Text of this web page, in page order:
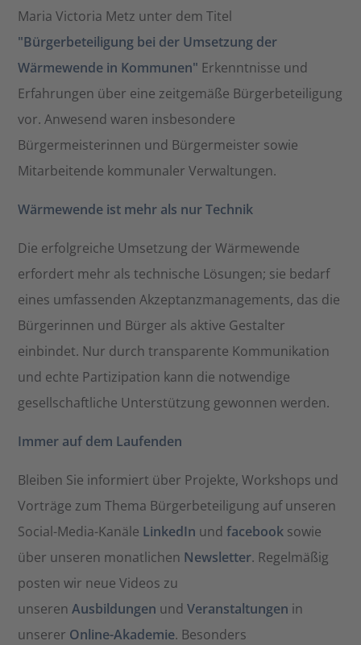
Maria Victoria Metz unter dem Titel
"Bürgerbeteiligung bei der Umsetzung der
Wärmewende in Kommunen" Erkenntnisse und
Erfahrungen über eine zeitgemäße Bürgerbeteiligung
vor. Anwesend waren insbesondere
Bürgermeisterinnen und Bürgermeister sowie
Mitarbeitende kommunaler Verwaltungen.​
Wärmewende ist mehr als nur Technik
Die erfolgreiche Umsetzung der Wärmewende
erfordert mehr als technische Lösungen; sie bedarf
eines umfassenden Akzeptanzmanagements, das die
Bürgerinnen und Bürger als aktive Gestalter
einbindet. Nur durch transparente Kommunikation
und echte Partizipation kann die notwendige
gesellschaftliche Unterstützung gewonnen werden.​
Immer auf dem Laufenden
Bleiben Sie informiert über Projekte, Workshops und
Vorträge zum Thema Bürgerbeteiligung auf unseren
Social-Media-Kanäle LinkedIn undfacebook sowie
über unseren monatlichen Newsletter. Regelmäßig
posten wir neue Videos zu
unserenAusbildungen undVeranstaltungen in
unserer Online-Akademie. Besonders